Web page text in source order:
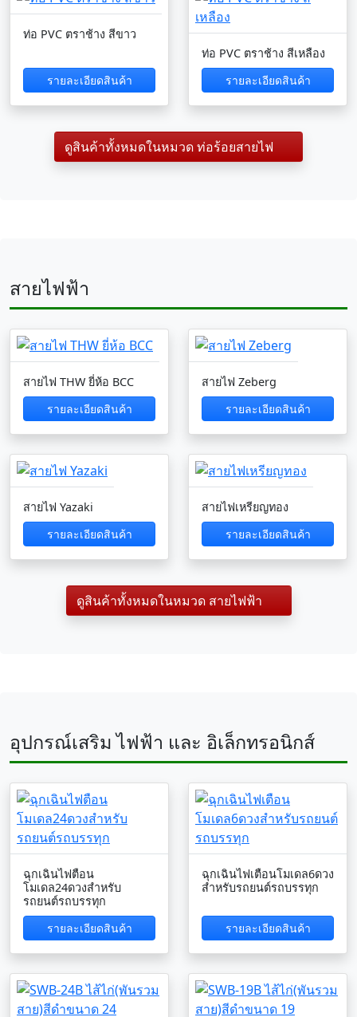
ท่อ PVC ตราช้าง สีขาว
รายละเอียดสินค้า
ท่อ PVC ตราช้าง สีเหลือง
รายละเอียดสินค้า
ดูสินค้าทั้งหมดในหมวด ท่อร้อยสายไฟ
สายไฟฟ้า
สายไฟ THW ยี่ห้อ BCC
รายละเอียดสินค้า
สายไฟ Zeberg
รายละเอียดสินค้า
สายไฟ Yazaki
รายละเอียดสินค้า
สายไฟเหรียญทอง
รายละเอียดสินค้า
ดูสินค้าทั้งหมดในหมวด สายไฟฟ้า
อุปกรณ์เสริม ไฟฟ้า และ อิเล็กทรอนิกส์
ฉุกเฉินไฟตือน
โมเดล24ดวงสำหรับ
รถยนต์รถบรรทุก
รายละเอียดสินค้า
ฉุกเฉินไฟเตือนโมเดล6ดวง
สำหรับรถยนต์รถบรรทุก
รายละเอียดสินค้า